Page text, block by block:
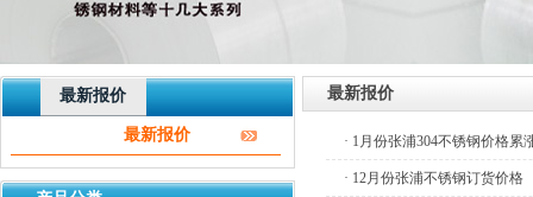
最新报价
最新报价
最新报价
· 1月份张浦304不锈钢价格累
· 12月份张浦不锈钢订货价格